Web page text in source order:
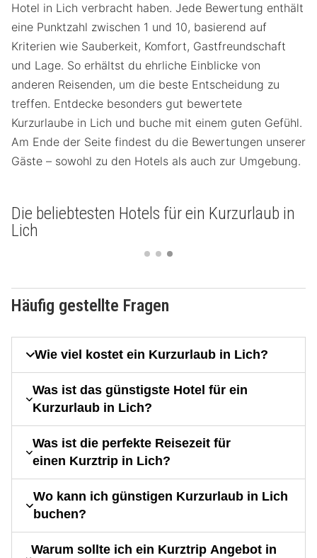
Hotel in Lich verbracht haben. Jede Bewertung enthält
eine Punktzahl zwischen 1 und 10, basierend auf
Kriterien wie Sauberkeit, Komfort, Gastfreundschaft
und Lage. So erhältst du ehrliche Einblicke von
anderen Reisenden, um die beste Entscheidung zu
treffen. Entdecke besonders gut bewertete
Kurzurlaube in Lich und buche mit einem guten Gefühl.
Am Ende der Seite findest du die Bewertungen unserer
Gäste – sowohl zu den Hotels als auch zur Umgebung.
Die beliebtesten Hotels für ein Kurzurlaub in
Lich
Häufig gestellte Fragen
Wie viel kostet ein Kurzurlaub in Lich?
Was ist das günstigste Hotel für ein
Kurzurlaub in Lich?
Was ist die perfekte Reisezeit für
einen Kurztrip in Lich?
Wo kann ich günstigen Kurzurlaub in Lich
buchen?
Warum sollte ich ein Kurztrip Angebot in